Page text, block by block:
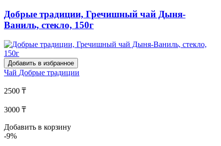
Добрые традиции, Гречишный чай Дыня-
Ваниль, стекло, 150г
Добавить в избранное
Чай Добрые традиции
2500 ₸
3000 ₸
Добавить в корзину
-9%